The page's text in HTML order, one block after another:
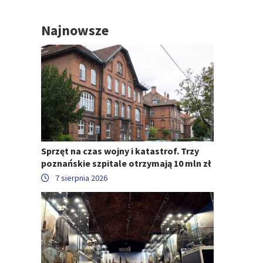
Najnowsze
Sprzęt na czas wojny i katastrof. Trzy
poznańskie szpitale otrzymają 10 mln zł
7 sierpnia 2026